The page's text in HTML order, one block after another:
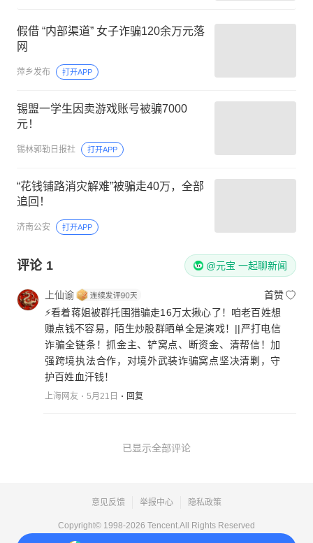
假借 “内部渠道” 女子诈骗120余万元落
网
萍乡发布 打开APP
锡盟一学生因卖游戏账号被骗7000
元！
锡林郭勒日报社 打开APP
“花钱铺路消灾解难”被骗走40万，全部
追回！
济南公安 打开APP
评论 1 @元宝 一起聊新闻
上仙谕
首赞
⚡️看着蒋姐被群托围猎骗走16万太揪心了！咱老百姓想
赚点钱不容易，陌生炒股群晒单全是演戏！||严打电信
诈骗全链条！抓金主、铲窝点、断资金、清帮信！加
强跨境执法合作，对境外武装诈骗窝点坚决清剿，守
护百姓血汗钱！
上海网友 5月21日 回复
已显示全部评论
意见反馈 举报中心 隐私政策
Copyright© 1998-2026 Tencent.All Rights Reserved